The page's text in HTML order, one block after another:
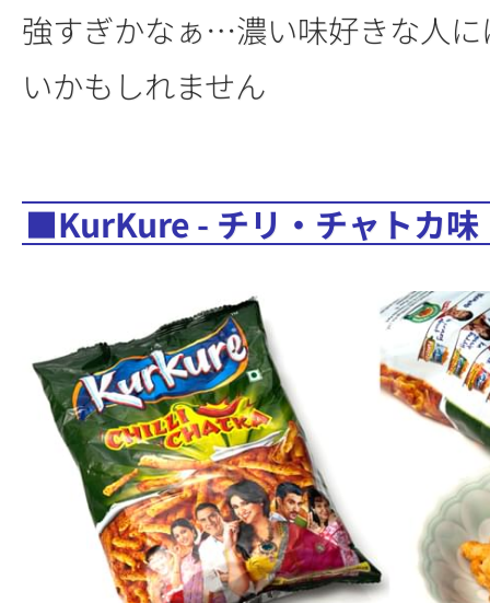
強すぎかなぁ…濃い味好きな人
いかもしれません
■KurKure - チリ・チャトカ味